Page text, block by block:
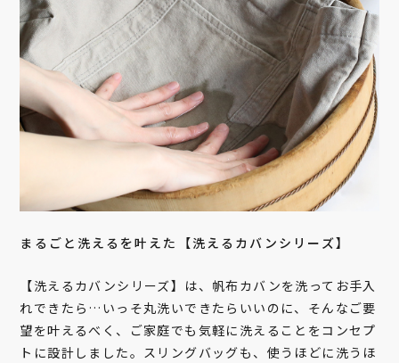
まるごと洗えるを叶えた【洗えるカバンシリーズ】
【洗えるカバンシリーズ】は、帆布カバンを洗ってお手入
れできたら…いっそ丸洗いできたらいいのに、そんなご要
望を叶えるべく、ご家庭でも気軽に洗えることをコンセプ
トに設計しました。スリングバッグも、使うほどに洗うほ